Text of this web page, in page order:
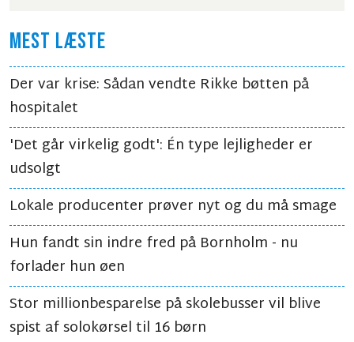
MEST LÆSTE
Der var krise: Sådan vendte Rikke bøtten på
hospitalet
'Det går virkelig godt': Én type lejligheder er
udsolgt
Lokale producenter prøver nyt og du må smage
Hun fandt sin indre fred på Bornholm - nu
forlader hun øen
Stor millionbesparelse på skolebusser vil blive
spist af solokørsel til 16 børn